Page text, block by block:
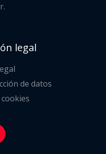
legal
de datos